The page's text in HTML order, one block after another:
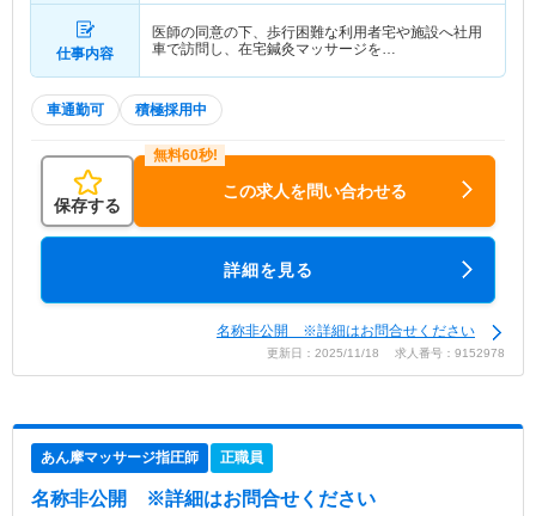
仕事内容
医師の同意の下、歩行困難な利用者宅や施設へ社用
車で訪問し、在宅鍼灸マッサージを…
車通勤可 積極採用中
保存する
この求人を問い合わせる
詳細を見る
名称非公開 ※詳細はお問合せください
更新日：2025/11/18 求人番号：9152978
あん摩マッサージ指圧師 正職員
名称非公開 ※詳細はお問合せください